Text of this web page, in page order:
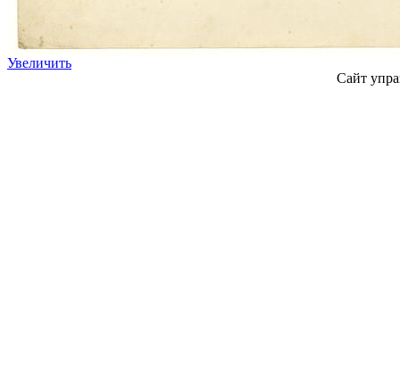
Увеличить
Сайт